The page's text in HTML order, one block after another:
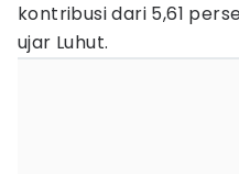
kontribusi dari 5,61
ujar Luhut.